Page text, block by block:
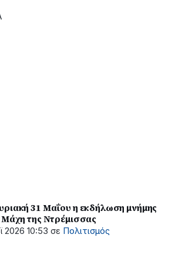
31 Μαΐου η εκδήλωση μνήμης
Μάχη της Ντρέμισσας
2026 10:53 σε Πολιτισμός